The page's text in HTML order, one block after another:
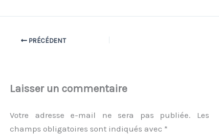
PRÉCÉDENT
Laisser un commentaire
Votre adresse e-mail ne sera pas publiée.
Les
champs obligatoires sont indiqués avec *